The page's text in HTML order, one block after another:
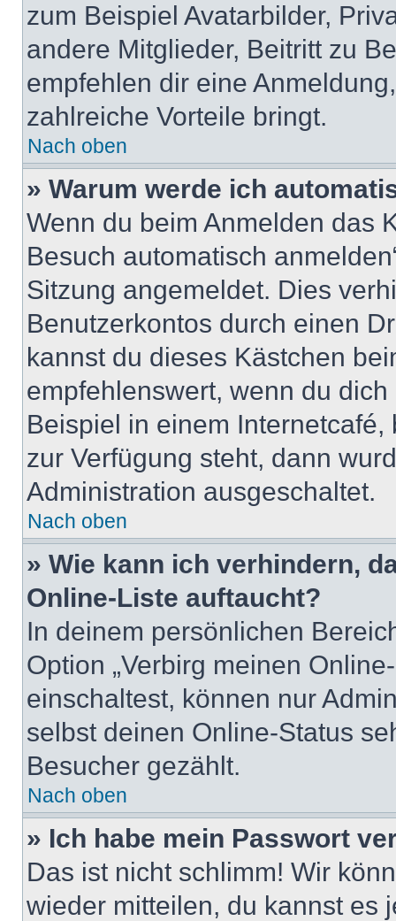
zum Beispiel Avatarbilder,
andere Mitglieder, Beitritt zu
empfehlen dir eine
zahlreiche Vorteile bringt.
Nach oben
» Warum werde ich
Wenn du beim Anmelden das
Besuch automatisch
Sitzung angemeldet. Dies
Benutzerkontos durch einen
kannst du dieses Kästchen
empfehlenswert, wenn du
Beispiel in einem
zur Verfügung steht, dann
Administration ausgeschaltet.
Nach oben
» Wie kann ich verhindern,
Online-Liste auftaucht?
In deinem persönlichen
Option „Verbirg meinen
einschaltest, können nur
selbst deinen Online-Status
Besucher gezählt.
Nach oben
» Ich habe mein Passwort
Das ist nicht schlimm! Wir
wieder mitteilen, du kannst es